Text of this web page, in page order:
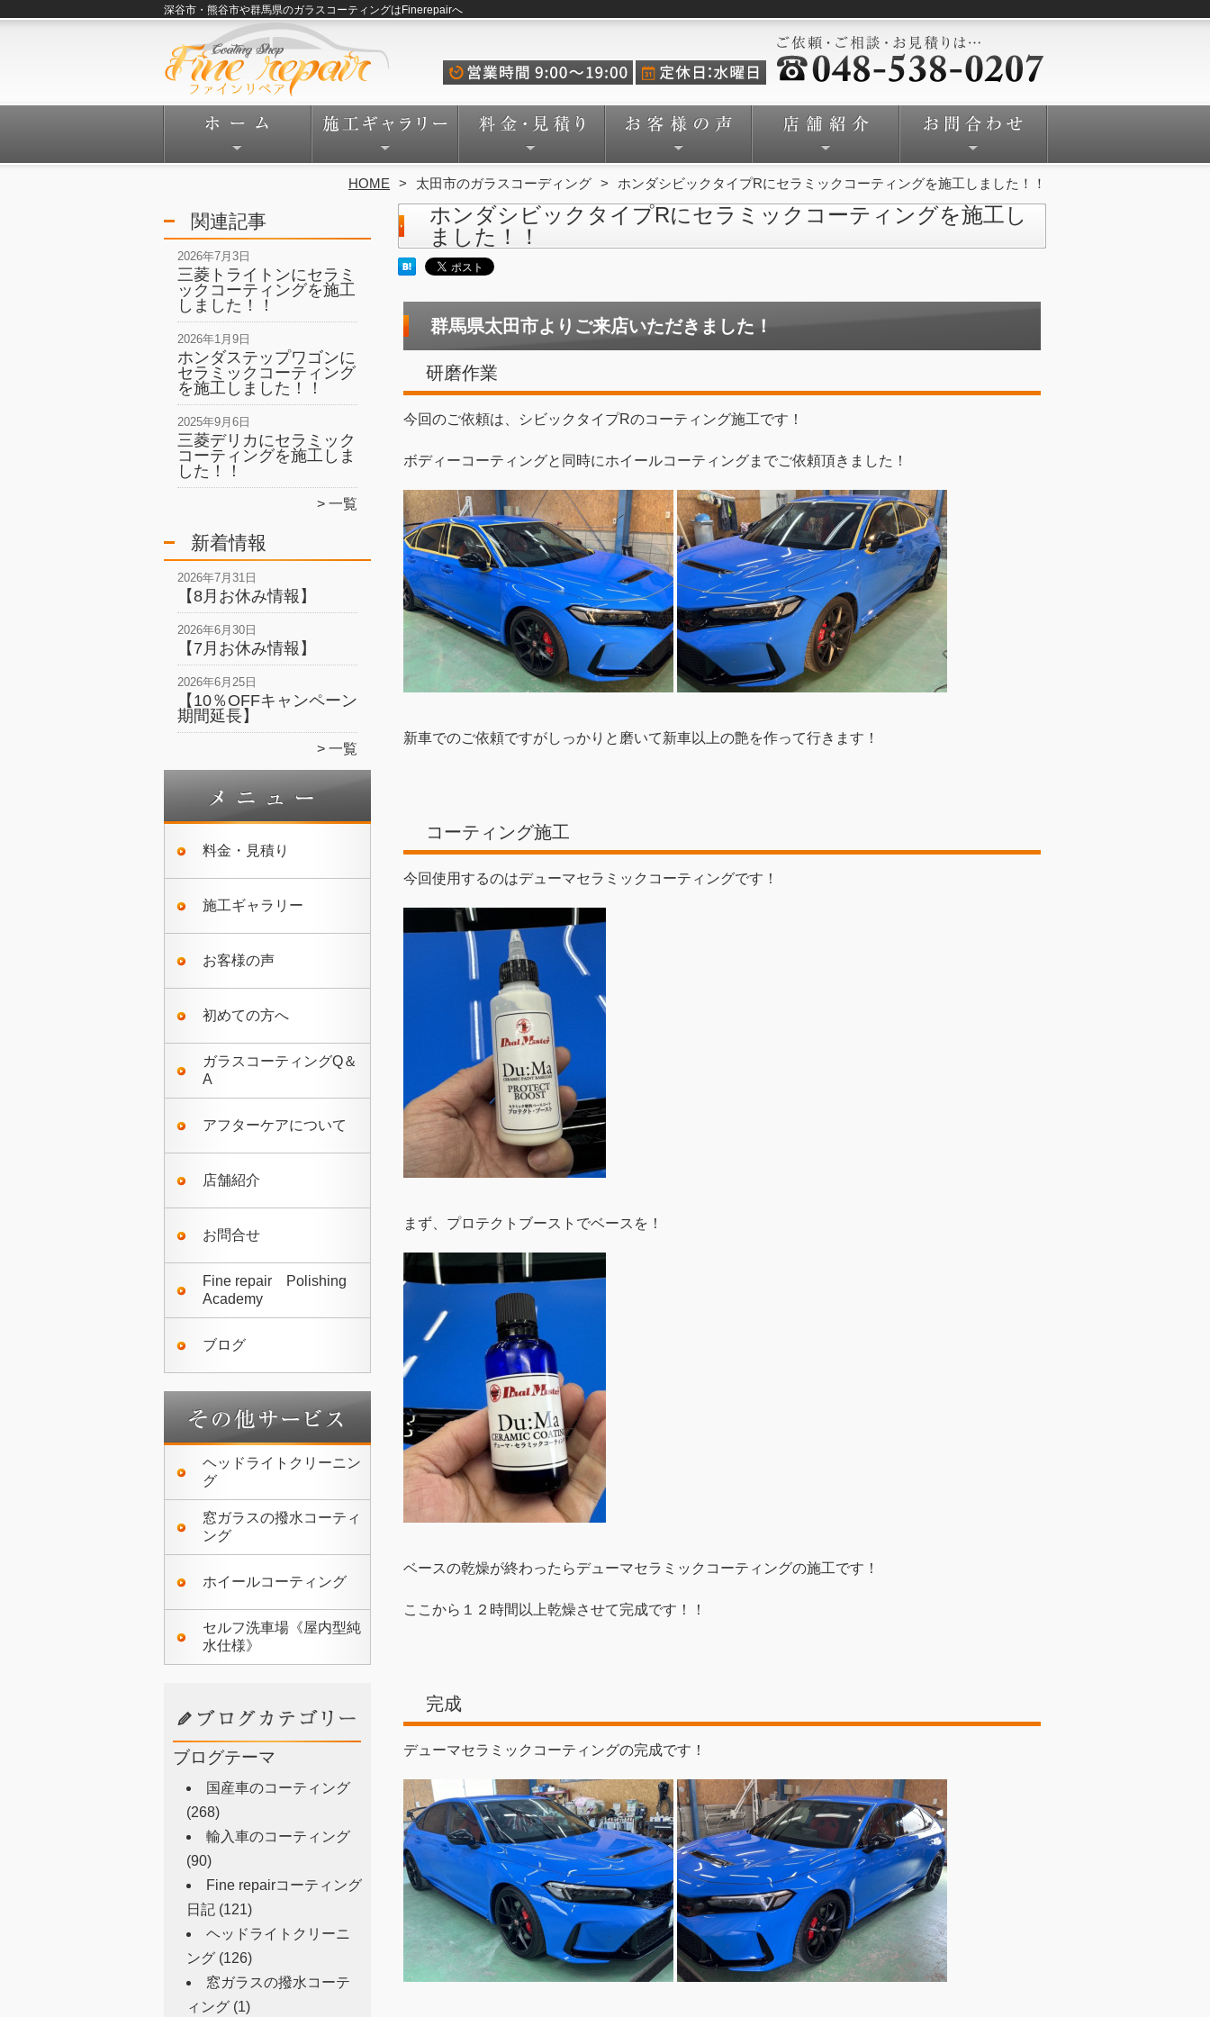
深谷市・熊谷市や群馬県のガラスコーティングはFinerepairへ
HOME 太田市のガラスコーディング ホンダシビックタイプRにセラミックコーティングを施工しました！！
関連記事
2026年7月3日
三菱トライトンにセラミ
ックコーティングを施工
しました！！
2026年1月9日
ホンダステップワゴンに
セラミックコーティング
を施工しました！！
2025年9月6日
三菱デリカにセラミック
コーティングを施工しま
した！！
一覧
新着情報
2026年7月31日
【8月お休み情報】
2026年6月30日
【7月お休み情報】
2026年6月25日
【10％OFFキャンペーン
期間延長】
一覧
料金・見積り
施工ギャラリー
お客様の声
初めての方へ
ガラスコーティングQ＆
A
アフターケアについて
店舗紹介
お問合せ
Fine repair Polishing
Academy
ブログ
ヘッドライトクリーニン
グ
窓ガラスの撥水コーティ
ング
ホイールコーティング
セルフ洗車場《屋内型純
水仕様》
ブログテーマ
国産車のコーティング
(268)
輸入車のコーティング
(90)
Fine repairコーティング
日記 (121)
ヘッドライトクリーニ
ング (126)
窓ガラスの撥水コーテ
ィング (1)
ホンダシビックタイプRにセラミックコーティングを施工し
ました！！
群馬県太田市よりご来店いただきました！
研磨作業
今回のご依頼は、シビックタイプRのコーティング施工です！
ボディーコーティングと同時にホイールコーティングまでご依頼頂きました！
新車でのご依頼ですがしっかりと磨いて新車以上の艶を作って行きます！
コーティング施工
今回使用するのはデューマセラミックコーティングです！
まず、プロテクトブーストでベースを！
ベースの乾燥が終わったらデューマセラミックコーティングの施工です！
ここから１２時間以上乾燥させて完成です！！
完成
デューマセラミックコーティングの完成です！